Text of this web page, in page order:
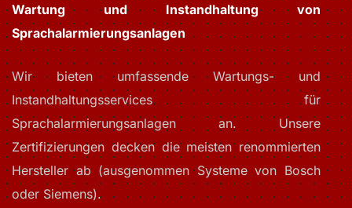
Wartung und Instandhaltung von
Sprachalarmierungsanlagen
Wir bieten umfassende Wartungs- und
Instandhaltungsservices für
Sprachalarmierungsanlagen an. Unsere
Zertifizierungen decken die meisten renommierten
Hersteller ab (ausgenommen Systeme von Bosch
oder Siemens).